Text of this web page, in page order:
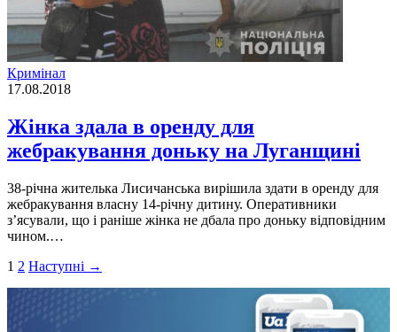
Кримінал
17.08.2018
Жінка здала в оренду для
жебракування доньку на Луганщині
38-річна жителька Лисичанська вирішила здати в оренду для
жебракування власну 14-річну дитину. Оперативники
з’ясували, що і раніше жінка не дбала про доньку відповідним
чином.…
Пагінація
записів
1 2 Наступні →